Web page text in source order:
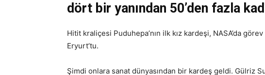
dört bir yanından 50’den fazla
Hitit kraliçesi Puduhepa’nın ilk kız kardeşi, NASA’da
Eryurt’tu.
Şimdi onlara sanat dünyasından bir kardeş geldi. Gülriz